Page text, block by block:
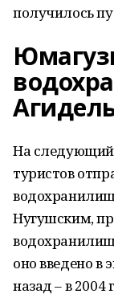
получилось
На
туристов
Нугушским,
оно введено в
назад – в